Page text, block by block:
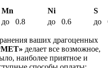
Mn Ni
S
до 0.8 до 0.6 до
ваших драгоценных
делает все возможное,
наиболее приятное и